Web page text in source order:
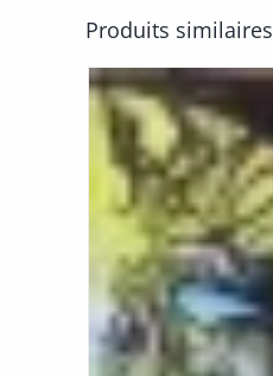
Produits similaires